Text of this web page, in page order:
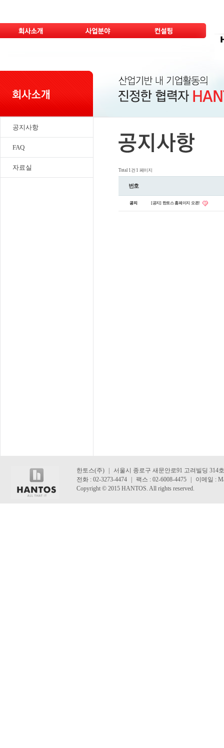
공지사항
FAQ
자료실 Total 1건 1 페이지
번호
공지 [공지] 한토스 홈페이지 오픈!
한토스(주)
서울시 종로구 새문안로91 고려빌딩 314호
전화 : 02-3273-4474
팩스 : 02-6008-4475
이메일 :
Copyright © 2015 HANTOS. All rights reserved.